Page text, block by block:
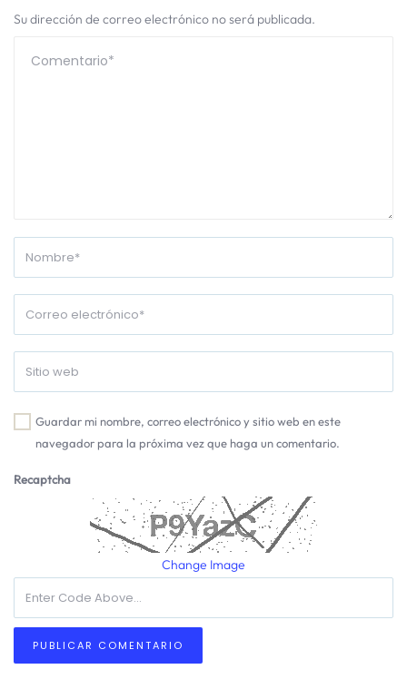
Su dirección de correo electrónico no será publicada.
Guardar mi nombre, correo electrónico y sitio web en este
navegador para la próxima vez que haga un comentario.
Recaptcha
Change Image